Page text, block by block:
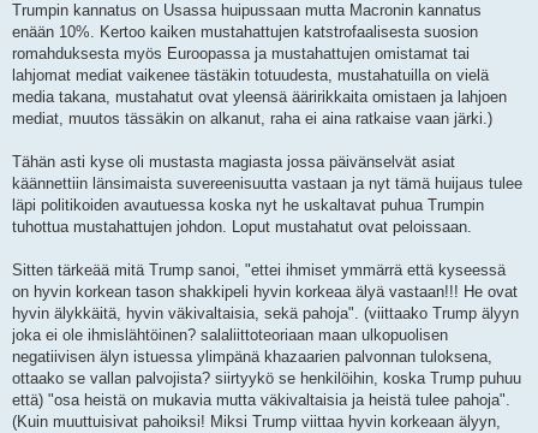
Trumpin kannatus on Usassa huipussaan mutta Macronin kannatus
enään 10%. Kertoo kaiken mustahattujen katstrofaalisesta suosion
romahduksesta myös Euroopassa ja mustahattujen omistamat tai
lahjomat mediat vaikenee tästäkin totuudesta, mustahatuilla on vielä
media takana, mustahatut ovat yleensä ääririkkaita omistaen ja lahjoen
mediat, muutos tässäkin on alkanut, raha ei aina ratkaise vaan järki.)
Tähän asti kyse oli mustasta magiasta jossa päivänselvät asiat
käännettiin länsimaista suvereenisuutta vastaan ja nyt tämä huijaus tulee
läpi politikoiden avautuessa koska nyt he uskaltavat puhua Trumpin
tuhottua mustahattujen johdon. Loput mustahatut ovat peloissaan.
Sitten tärkeää mitä Trump sanoi, "ettei ihmiset ymmärrä että kyseessä
on hyvin korkean tason shakkipeli hyvin korkeaa älyä vastaan!!! He ovat
hyvin älykkäitä, hyvin väkivaltaisia, sekä pahoja". (viittaako Trump älyyn
joka ei ole ihmislähtöinen? salaliittoteoriaan maan ulkopuolisen
negatiivisen älyn istuessa ylimpänä khazaarien palvonnan tuloksena,
ottaako se vallan palvojista? siirtyykö se henkilöihin, koska Trump puhuu
että) "osa heistä on mukavia mutta väkivaltaisia ja heistä tulee pahoja".
(Kuin muuttuisivat pahoiksi! Miksi Trump viittaa hyvin korkeaan älyyn,